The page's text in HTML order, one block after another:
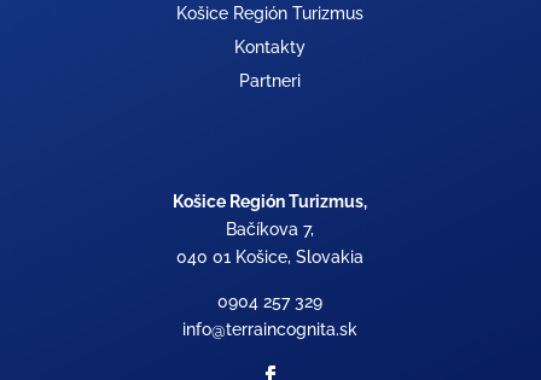
Košice Región Turizmus
Kontakty
Partneri
Košice Región Turizmus,
Bačíkova 7,
040 01 Košice, Slovakia
0904 257 329
info@terraincognita.sk